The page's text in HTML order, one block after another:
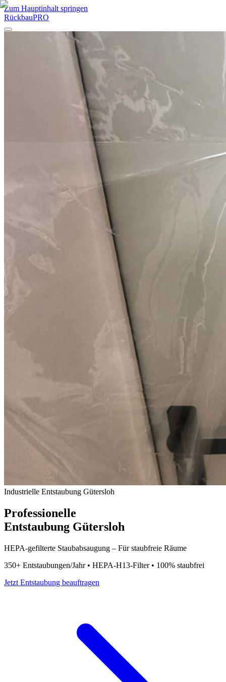
Zum Hauptinhalt springen
RückbauPRO
Industrielle Entstaubung Gütersloh
Professionelle
Entstaubung Gütersloh
HEPA-gefilterte Staubabsaugung – Für staubfreie Räume
350+ Entstaubungen/Jahr • HEPA-H13-Filter • 100% staubfrei
Jetzt Entstaubung beauftragen